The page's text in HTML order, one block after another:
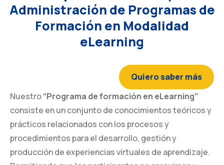
Administración de Programas de
Formación en Modalidad
eLearning
Quiero saber más
Nuestro“Programa de formación en eLearning”
consiste en un conjunto de conocimientos teóricos y
prácticos relacionados con los procesos y
procedimientos para el desarrollo, gestión y
producción de experiencias virtuales de aprendizaje.